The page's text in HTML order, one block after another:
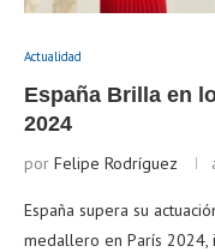
Actualidad
España Brilla en
2024
por Felipe Rodríguez
España supera su
medallero en París 2024,